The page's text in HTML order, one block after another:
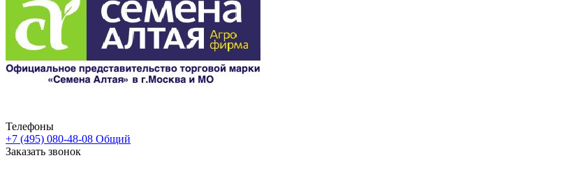
Телефоны
+7 (495) 080-48-08 Общий
Заказать звонок